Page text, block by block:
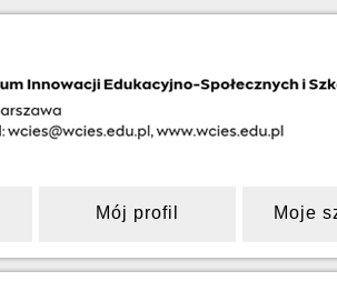
Mój profil Moje